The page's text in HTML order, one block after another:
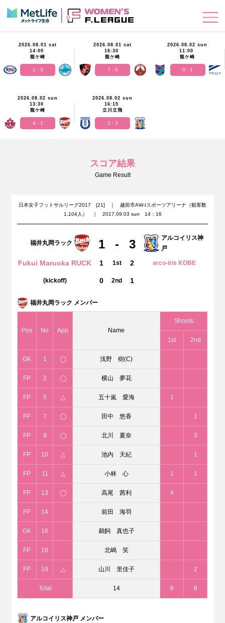
2026.08.01 sat
14:00
龍ケ崎
1 - 3
2026.08.01 sat
16:30
龍ケ崎
7 - 0
2026.08.02 sun
11:00
龍ケ崎
0 - 1
2026.08.02 sun
13:30
龍ケ崎
4 - 1
2026.08.02 sun
16:15
立川立飛
2 - 3
スコア結果
Game Result
日本女子フットサルリーグ2017 [21] ｜ 越前市AW-Iスポーツアリーナ（観客数
1,104人） ｜ 2017.09.03 sun 14：16
福井丸岡ラック 1 - 3
アルコイリス神
戸
Fukui Maruoka RUCK 1 1st 2 arco-iris KOBE
(kickoff) 0 2nd 1
福井丸岡ラック メンバー
Pos No App Name
Shoots
1st 2nd
GK 1 ◯ 浅野 樹(C)
FP 2 ◯ 横山 夢花
FP 5 △ 五十嵐 愛海 1
FP 7 ◯ 田中 悠香 1
FP 9 ◯ 北川 夏奈 3
FP 10 △ 池内 天紀 1
FP 11 △ 小林 心 1 1
FP 13 ◯ 高尾 茜利 4
FP 14 前田 海羽
GK 16 鵜飼 真也子
FP 18 北嶋 笑
FP 19 △ 山川 里佳子 2
Total 14 6 8
アルコイリス神戸 メンバー